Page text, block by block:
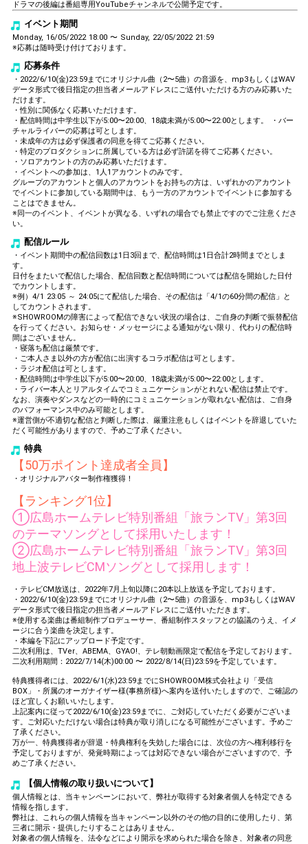
ドラマの後編は番組専用YouTubeチャンネルで公開予定です。
イベント期間
Monday, 16/05/2022 18:00 〜 Sunday, 22/05/2022 21:59
※応募は随時受け付けております。
応募条件
・2022/6/10(金)23:59までにオリジナル曲（2〜5曲）の音源を、mp3もしくはWAV
データ形式で後日指定の担当者メールアドレスにご送付いただける方のみ応募いた
だけます。
・性別に関係なく応募いただけます。
・配信時間は中学生以下が5:00〜20:00、18歳未満が5:00〜22:00とします。 ・バー
チャルライバーの応募は可とします。
・未成年の方は必ず保護者の同意を得てご応募ください。
・特定のプロダクションに所属している方は必ず許諾を得てご応募ください。
・ソロアカウントの方のみ応募いただけます。
・イベントへの参加は、1人1アカウントのみです。
グループのアカウントと個人のアカウントをお持ちの方は、いずれかのアカウント
でイベントに参加している期間中は、もう一方のアカウントでイベントに参加する
ことはできません。
※同一のイベント、イベントが異なる、いずれの場合でも禁止ですのでご注意くださ
い。
配信ルール
・イベント期間中の配信回数は1日3回まで、配信時間は1日合計2時間までとしま
す。
日付をまたいで配信した場合、配信回数と配信時間については配信を開始した日付
でカウントします。
※例）4/1 23:05 ～ 24:05にて配信した場合、その配信は「4/1の60分間の配信」と
してカウントされます。
※SHOWROOMの障害によって配信できない状況の場合は、ご自身の判断で振替配信
を行ってください。お知らせ・メッセージによる通知がない限り、代わりの配信時
間はございません。
・寝落ち配信は厳禁です。
・ご本人さま以外の方が配信に出演するコラボ配信は可とします。
・ラジオ配信は可とします。
・配信時間は中学生以下が5:00〜20:00、18歳未満が5:00〜22:00とします。
・ライバー本人とリアルタイムでコミュニケーションがとれない配信は禁止です。
なお、演奏やダンスなどの一時的にコミュニケーションが取れない配信は、ご自身
のパフォーマンス中のみ可能とします。
※運営側が不適切な配信と判断した際は、厳重注意もしくはイベントを辞退していた
だく可能性がありますので、予めご了承ください。
特典
【50万ポイント達成者全員】
・オリジナルアバター制作権獲得！
【ランキング1位】
①広島ホームテレビ特別番組「旅ランTV」第3回
のテーマソングとして採用いたします！
②広島ホームテレビ特別番組「旅ランTV」第3回
地上波テレビCMソングとして採用します！
・テレビCM放送は、2022年7月上旬以降に20本以上放送を予定しております。
・2022/6/10(金)23:59までにオリジナル曲（2〜5曲）の音源を、mp3もしくはWAV
データ形式で後日指定の担当者メールアドレスにご送付いただきます。
※使用する楽曲は番組制作プロデューサー、番組制作スタッフとの協議のうえ、イメ
ージに合う楽曲を決定します。
・本編を下記にアップロード予定です。
二次利用は、TVer、ABEMA、GYAO!、テレ朝動画限定で配信を予定しております。
二次利用期間：2022/7/14(木)00:00 〜 2022/8/14(日)23:59を予定しています。
特典獲得者には、2022/6/1(水)23:59までにSHOWROOM株式会社より「受信
BOX」・所属のオーガナイザー様(事務所様)へ案内を送付いたしますので、ご確認の
ほど宜しくお願いいたします。
上記案内に従って2022/6/10(金)23:59までに、ご対応していただく必要がございま
す。ご対応いただけない場合は特典が取り消しになる可能性がございます。予めご
了承ください。
万が一、特典獲得者が辞退・特典権利を失効した場合には、次位の方へ権利移行を
予定しておりますが、発覚時期によっては対応できない場合がございますので、予
めご了承ください。
【個人情報の取り扱いについて】
個人情報とは、当キャンペーンにおいて、弊社が取得する対象者個人を特定できる
情報を指します。
弊社は、これらの個人情報を当キャンペーン以外のその他の目的に使用したり、第
三者に開示・提供したりすることはありません。
対象者の個人情報を、法令などにより開示を求められた場合を除き、対象者の同意